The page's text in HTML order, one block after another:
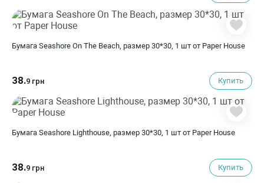
Бумага Seashore On The Beach, размер 30*30, 1 шт от Paper House
38.9 грн Купить
Бумага Seashore Lighthouse, размер 30*30, 1 шт от Paper House
38.9 грн Купить